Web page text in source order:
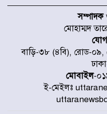
৫ আহত,
জুলাই
নেতারা
সম্পাদক
মোহাম্মদ
বাড়ি-৩৮ (৪বি), রোড-০৯,
মোবাইল-
ই-মেইলঃ